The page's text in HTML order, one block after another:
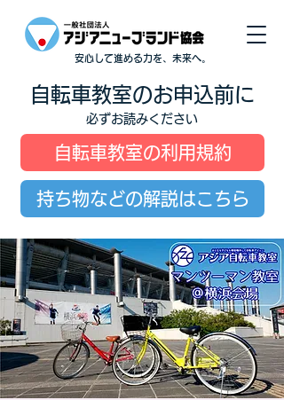
安心して進める力を、未来へ。
自転車教室のお申込前に
必ずお読みください
自転車教室の利用規約
持ち物などの解説はこちら